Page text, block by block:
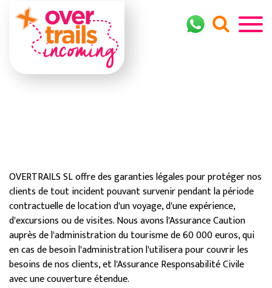
OVERTRAILS SL offre des garanties légales pour protéger nos
clients de tout incident pouvant survenir pendant la période
contractuelle de location d'un voyage, d'une expérience,
d'excursions ou de visites.Nous avons l'Assurance Caution
auprès de l'administration du tourisme de 60 000 euros, qui
en cas de besoin l'administration l'utilisera pour couvrir les
besoins de nos clients, et l'Assurance Responsabilité Civile
avec une couverture étendue.